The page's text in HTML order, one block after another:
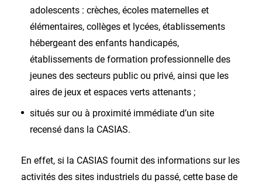
adolescents : crèches, écoles maternelles et
élémentaires, collèges et lycées, établissements
hébergeant des enfants handicapés,
établissements de formation professionnelle des
jeunes des secteurs public ou privé, ainsi que les
aires de jeux et espaces verts attenants ;
situés sur ou à proximité immédiate d’un site
recensé dans la CASIAS.
En effet, si la CASIAS fournit des informations sur les
activités des sites industriels du passé, cette base de